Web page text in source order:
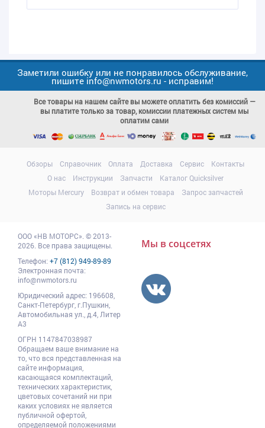
Заметили ошибку или не понравилось обслуживание,
пишите info@nwmotors.ru - исправим!
Все товары на нашем сайте вы можете оплатить без комиссий —
вы платите только за товар, комиссии платежных систем мы
оплатим сами
Обзоры Справочник Оплата Доставка Сервис
Контакты
О нас
Инструкции Запчасти
Каталог Quicksilver
Моторы Mercury
Возврат и обмен товара
Запрос запчастей
Запись на сервис
ООО«НВ МОТОРС». © 2013-
2026. Все права защищены.
Телефон: +7 (812) 949-89-89
Электронная почта:
info@nwmotors.ru
Юридический адрес: 196608,
Санкт-Петербург, г.Пушкин,
Автомобильная ул., д.4, Литер
А3
ОГРН 1147847038987
Обращаем ваше внимание на
то, что вся представленная на
сайте информация,
касающаяся комплектаций,
технических характеристик,
цветовых сочетаний ни при
каких условиях не является
публичной офертой,
определяемой положениями
Мы в соцсетях